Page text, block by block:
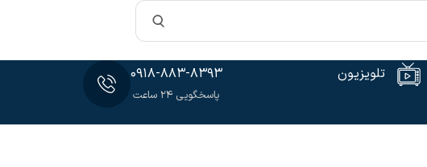
تلویزیون 0918-883-8393
پاسخگویی 24 ساعت